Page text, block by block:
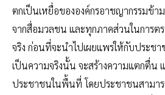
ตกเป็นเหยื่อขององค์กรอาชญากรรมข้
จากสื่อมวลชน และทุกภาคส่วนในการต
จริง ก่อนที่จะนำไปเผยแพร่ให้กับประชา
เป็นความจริงนั้น จะสร้างความแตกตื่น
ประชาชนในพื้นที่ โดยประชาชนสามา